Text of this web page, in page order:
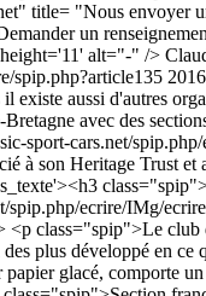
" title= "Nous envoyer
un
alt="-" />
spip.php?article135
aussi d'autres
avec des
sport-cars.net/
à son Heritage Trust et
spip.php/ecrire/IMg/
class="spip">Le club
plus développé en
glacé, comporte